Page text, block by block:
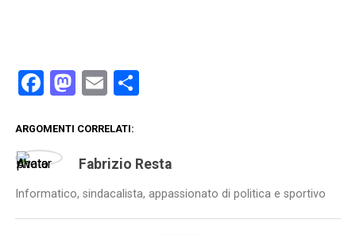
Facebook
Mastodon
EmailCondividi
ARGOMENTI CORRELATI:
Fabrizio Resta
Informatico, sindacalista, appassionato di politica e sportivo